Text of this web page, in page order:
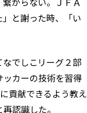
と謝った時、「い
でしこリーグ２部
ッカーの技術を習得
貢献できるよう教え
認識した。